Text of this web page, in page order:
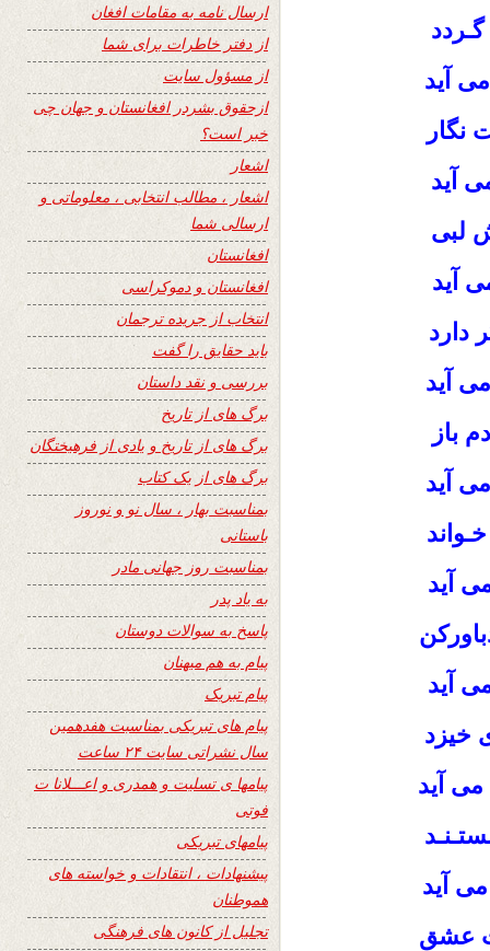
آید
نگار
آید
لبی
آید
دارد
آید
باز
آید
آید
آید
خیزد
آید
آید
عشق
ارسال نامه به مقامات افغان
از دفتر خاطرات برای شما
از مسؤول سایت
ازحقوق بشردر افغانستان و جهان چی
خبر است؟
اشعار
اشعار ، مطالب انتخابی ، معلوماتی و
ارسالی شما
افغانستان
افغانستان و دموکراسی
انتخاب از جریده ترجمان
باید حقایق را گفت
بررسی و نقد داستان
برگ های از تاریخ
برگ های از تاریخ و یادی از فرهیختگان
برگ های از یک کتاب
بمناسبت بهار ، سال نو و نوروز
باستانی
بمناسبت روز جهانی مادر
به یاد پدر
پاسخ به سوالات دوستان
پیام به هم میهنان
پیام تبریک
پیام های تبریکی بمناسبت هفدهمین
سال نشراتی سایت ۲۴ ساعت
پیامها ی تسلیت و همدری و اعـــلانا ت
فوتی
پیامهای تبریکی
پیشنهادات ، انتقادات و خواسته های
هموطنان
تجلیل از کانون های فرهنگی